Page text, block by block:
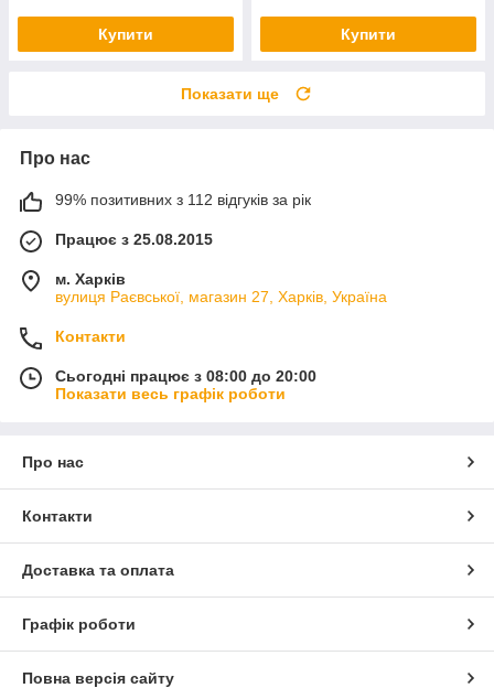
Купити Купити
Показати ще
Про нас
99% позитивних з 112 відгуків за рік
Працює з 25.08.2015
м. Харків
вулиця Раєвської, магазин 27, Харків, Україна
Контакти
Сьогодні працює з 08:00 до 20:00
Показати весь графік роботи
Про нас
Контакти
Доставка та оплата
Графік роботи
Повна версія сайту